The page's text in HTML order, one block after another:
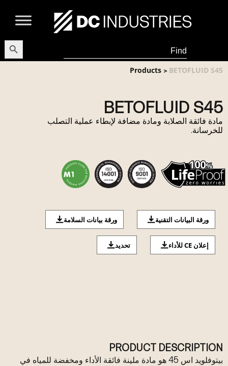
Search
for:
Button
Products >BETOFLUID S45
BETOFLUID S45
مادة فائقة الصلابة ومادة مضافة لإبطاء عملية التصلب
للخرسانة.
ورقة البيانات التقنية ورقة بيانات السلامة
إعلان CE للأداء تحديد
PRODUCT DESCRIPTION
بيتوفلويد اس 45 هو مادة ملينة فائقة الأداء ومخفضة للمياه في